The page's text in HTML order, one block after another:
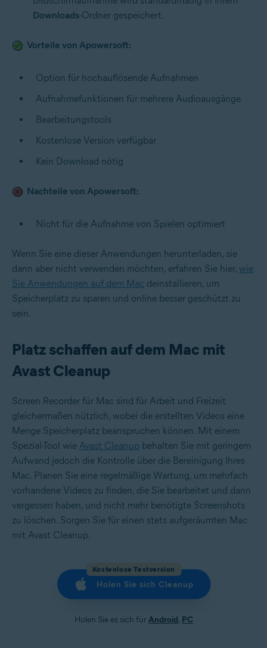
Downloads-Ordner gespeichert.
Vorteile von Apowersoft:
Option für hochauflösende Aufnahmen
Aufnahmefunktionen für mehrere Audioausgänge
Bearbeitungstools
Kostenlose Version verfügbar
Kein Download nötig
Nachteile von Apowersoft:
Nicht für die Aufnahme von Spielen optimiert
Wenn Sie eine dieser Anwendungen herunterladen, sie
dann aber nicht verwenden möchten, erfahren Sie hier, wie
Sie Anwendungen auf dem Mac deinstallieren, um
Speicherplatz zu sparen und online besser geschützt zu
sein.
Platz schaffen auf dem Mac mit
Avast Cleanup
Screen Recorder für Mac sind für Arbeit und Freizeit
gleichermaßen nützlich, wobei die erstellten Videos eine
Menge Speicherplatz beanspruchen können. Mit einem
Spezial-Tool wie Avast Cleanup behalten Sie mit geringem
Aufwand jedoch die Kontrolle über die Bereinigung Ihres
Mac. Planen Sie eine regelmäßige Wartung, um mehrfach
vorhandene Videos zu finden, die Sie bearbeitet und dann
vergessen haben, und nicht mehr benötigte Screenshots
zu löschen. Sorgen Sie für einen stets aufgeräumten Mac
mit Avast Cleanup.
Kostenlose Testversion
Holen Sie sich Cleanup
Holen Sie es sich fürAndroid, PC